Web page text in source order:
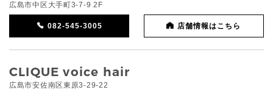
広島市中区大手町3-7-9 2F
082-545-3005 店舗情報はこちら
CLIQUE voice hair
広島市安佐南区東原3-29-22